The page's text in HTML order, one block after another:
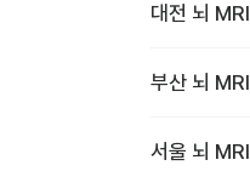
대전 뇌 MRI
부산 뇌 MRI
서울 뇌 MRI